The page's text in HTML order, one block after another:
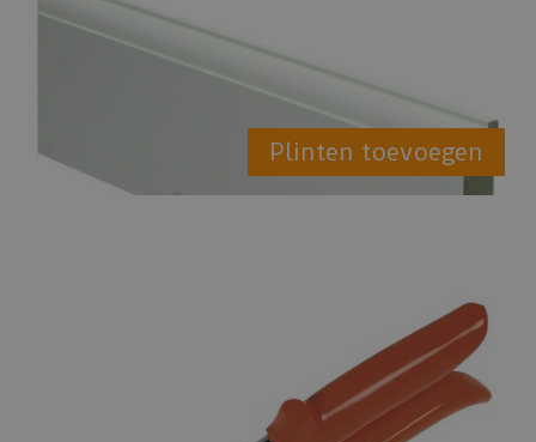
Plinten toevoegen